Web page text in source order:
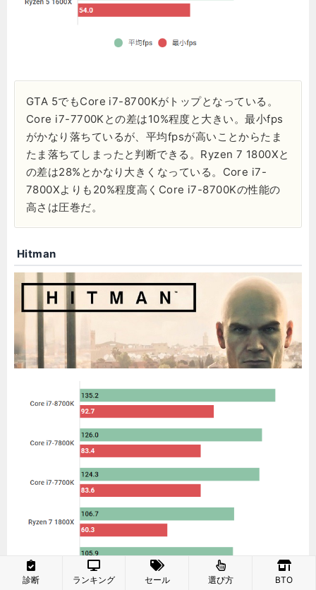
GTA 5でもCore i7-8700Kがトップとなっている。
Core i7-7700Kとの差は10%程度と大きい。最小fps
がかなり落ちているが、平均fpsが高いことからたま
たま落ちてしまったと判断できる。Ryzen 7 1800Xと
の差は28%とかなり大きくなっている。Core i7-
7800Xよりも20%程度高くCore i7-8700Kの性能の
高さは圧巻だ。
Hitman
診断 ランキング セール 選び方 BTO